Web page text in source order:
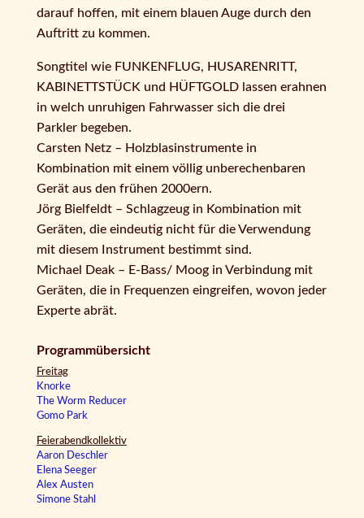
darauf hoffen, mit einem blauen Auge durch den
Auftritt zu kommen.
Songtitel wie FUNKENFLUG, HUSARENRITT,
KABINETTSTÜCK und HÜFTGOLD lassen erahnen
in welch unruhigen Fahrwasser sich die drei
Parkler begeben.
Carsten Netz – Holzblasinstrumente in
Kombination mit einem völlig unberechenbaren
Gerät aus den frühen 2000ern.
Jörg Bielfeldt – Schlagzeug in Kombination mit
Geräten, die eindeutig nicht für die Verwendung
mit diesem Instrument bestimmt sind.
Michael Deak – E-Bass/ Moog in Verbindung mit
Geräten, die in Frequenzen eingreifen, wovon jeder
Experte abrät.
Programmübersicht
Freitag
Knorke
The Worm Reducer
Gomo Park
Feierabendkollektiv
Aaron Deschler
Elena Seeger
Alex Austen
Simone Stahl